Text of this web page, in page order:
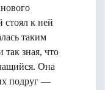
стоял к ней
таким
зная, что
Она
подруг —